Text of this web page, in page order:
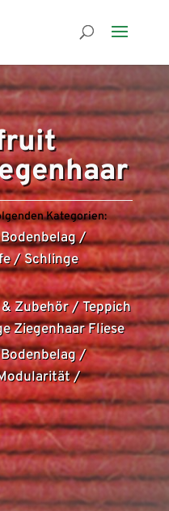
Kategorien:
/
/Schlinge
Zubehör/Teppich
Ziegenhaar Fliese
/
/